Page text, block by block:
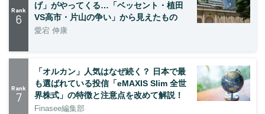
Rank
6
げ」がやってくる…「ベッセント・植田
VS高市・片山の争い」から見えたもの
愛宕 伸康
Rank
7
「オルカン」人気はなぜ続く？ 日本で最
も選ばれている投信「eMAXIS Slim 全世
界株式」の特徴と注意点を改めて解説！
Finasee編集部